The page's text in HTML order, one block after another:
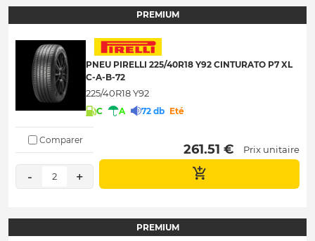
PREMIUM
PNEU PIRELLI 225/40R18 Y92 CINTURATO P7 XL
C-A-B-72
225/40R18 Y92
C A 72 db Eté
Comparer
- 2 +
261.51 € Prix unitaire
PREMIUM